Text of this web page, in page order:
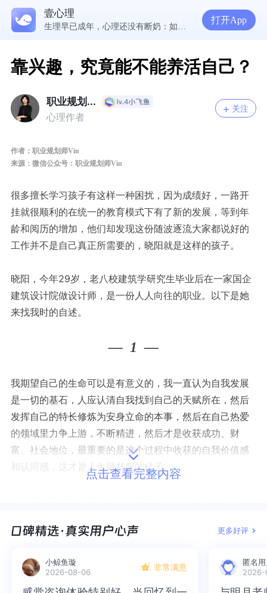
壹心理
5300万人在这里获得专业心理帮助
打开App
靠兴趣，究竟能不能养活自己？
职业规划...
心理作者
关注
作者：职业规划师Vin
来源：微信公众号：职业规划师Vin
很多擅长学习孩子有这样一种困扰，因为成绩好，一路开
挂就很顺利的在统一的教育模式下有了新的发展，等到年
龄和阅历的增加， 他们却发现这份随波逐流大家都说好的
工作并不是自己真正所需要的，晓阳就是这样的孩子。
晓阳，今年29岁，老八校建筑学研究生毕业后在一家国企
建筑设计院做设计师，是一份人人向往的职业。以下是她
来找我时的自述。
— 1—
我期望自己的生命可以是有意义的，我一直认为自我发展
是一切的基石，人应认清自我找到自己的天赋所在，然后
发挥自己的特长修炼为安身立命的本事，然后在自己热爱
的领域里力争上游，不断精进，然后才是收获成功、财
富、社会地位，最重要的是这个过程中收获的自我价值感
和认同感，这才是人生最舒服的样子。
过这些所谓共识到底对不对，我以为我可以继续随波逐流
望感，我觉得我的人生没什么盼头了，我活着的意义跟价
点击查看完整内容
更多好评
小鲸鱼璇
2026-08-06
非常满意
匿名
2026-